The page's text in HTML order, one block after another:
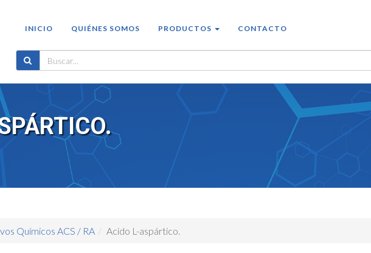
INICIO QUIÉNES SOMOS PRODUCTOS CONTACTO
Químicos ACS / RA Acido L-aspártico.